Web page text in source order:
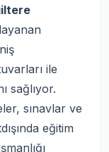
ile
sağlıyor.
sınavlar ve
eğitim